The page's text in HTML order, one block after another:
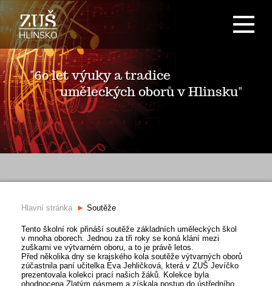
"60 let výuky a tradice
uměleckých oborů v Hlinsku"
Hlavní stránka Soutěže
Tento školní rok přináší soutěže základních uměleckých škol
v mnoha oborech. Jednou za tři roky se koná klání mezi
zuškami ve výtvarném oboru, a to je právě letos.
Před několika dny se krajského kola soutěže výtvarných oborů
zúčastnila paní učitelka Eva Jehličková, která v ZUŠ Jevíčko
prezentovala kolekci prací našich žáků. Kolekce byla
ohodnocena Zlatým pásmem a získala postup do ústředního